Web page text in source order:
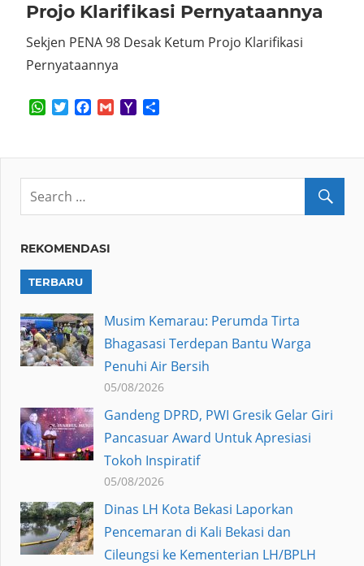
Projo Klarifikasi Pernyataannya
Sekjen PENA 98 Desak Ketum Projo Klarifikasi
Pernyataannya
WhatsApp
TwitterFacebook
GmailYahoo
REKOMENDASI
TERBARU
Musim Kemarau: Perumda Tirta
Bhagasasi Terdepan Bantu Warga
Penuhi Air Bersih
05/08/2026
Gandeng DPRD, PWI Gresik Gelar Giri
Pancasuar Award Untuk Apresiasi
Tokoh Inspiratif
05/08/2026
Dinas LH Kota Bekasi Laporkan
Pencemaran di Kali Bekasi dan
Cileungsi ke Kementerian LH/BPLH